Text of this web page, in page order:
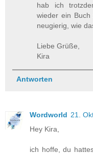
hab ich
wieder ein
neugierig, wie
Liebe Grüße,
Kira
Antworten
Wordworld 21.
Hey Kira,
ich hoffe, du